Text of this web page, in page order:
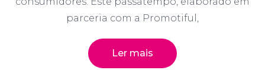
parceria com a Promotiful,
Ler mais